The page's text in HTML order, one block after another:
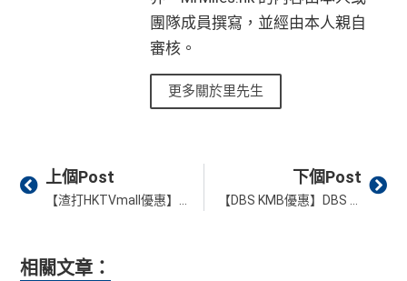
美心美膳會2-3人星期一至四食有六折
星期五係百老匯、PALACE或AMC睇戲買
AE購物保障：延長一年保障
亞洲50+指定高爾夫球會免費果嶺費
信和酒店優惠：會送住宿禮券，信和酒店及遠東酒店
積分無限期
團隊成員撰寫，並經由本人親自
審核。
更多關於里先生
Prev
上個Post 下個Post
相關文章：